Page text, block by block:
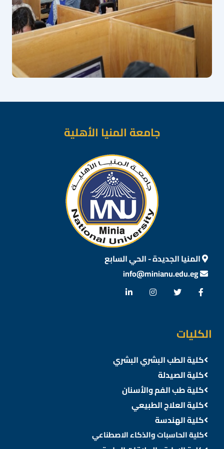
جامعة المنيا الأهلية
المنيا الجديدة - الحي السابع
الكليات
كلية الطب البشري البشري
كلية الصيدلة
كلية طب الفم والأسنان
كلية العلاج الطبيعي
كلية الهندسة
كلية الحاسبات والذكاء الاصطناعي